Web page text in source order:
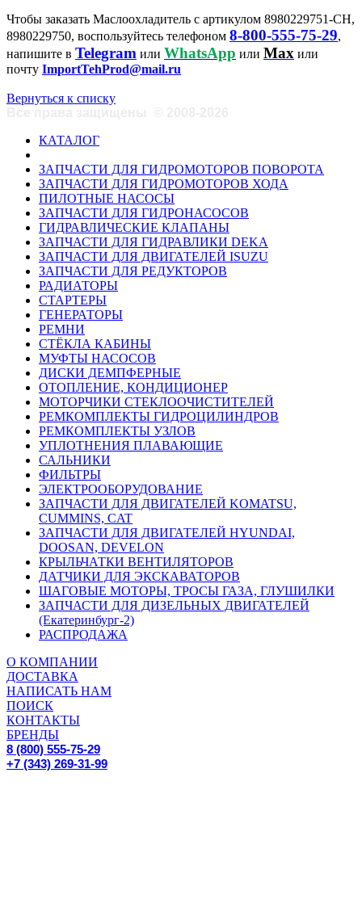
Чтобы заказать Маслоохладитель с артикулом 8980229751-CH,
8980229750, воспользуйтесь телефоном 8-800-555-75-29,
напишите в Telegram или WhatsApp или Max или
почту ImportTehProd@mail.ru
Вернуться к списку
КАТАЛОГ
ЗАПЧАСТИ ДЛЯ ГИДРОМОТОРОВ ПОВОРОТА
ЗАПЧАСТИ ДЛЯ ГИДРОМОТОРОВ ХОДА
ПИЛОТНЫЕ НАСОСЫ
ЗАПЧАСТИ ДЛЯ ГИДРОНАСОСОВ
ГИДРАВЛИЧЕСКИЕ КЛАПАНЫ
ЗАПЧАСТИ ДЛЯ ГИДРАВЛИКИ DEKA
ЗАПЧАСТИ ДЛЯ ДВИГАТЕЛЕЙ ISUZU
ЗАПЧАСТИ ДЛЯ РЕДУКТОРОВ
РАДИАТОРЫ
СТАРТЕРЫ
ГЕНЕРАТОРЫ
РЕМНИ
СТЁКЛА КАБИНЫ
МУФТЫ НАСОСОВ
ДИСКИ ДЕМПФЕРНЫЕ
ОТОПЛЕНИЕ, КОНДИЦИОНЕР
МОТОРЧИКИ СТЕКЛООЧИСТИТЕЛЕЙ
РЕМКОМПЛЕКТЫ ГИДРОЦИЛИНДРОВ
РЕМКОМПЛЕКТЫ УЗЛОВ
УПЛОТНЕНИЯ ПЛАВАЮЩИЕ
САЛЬНИКИ
ФИЛЬТРЫ
ЭЛЕКТРООБОРУДОВАНИЕ
ЗАПЧАСТИ ДЛЯ ДВИГАТЕЛЕЙ KOMATSU,
CUMMINS, CAT
ЗАПЧАСТИ ДЛЯ ДВИГАТЕЛЕЙ HYUNDAI,
DOOSAN, DEVELON
КРЫЛЬЧАТКИ ВЕНТИЛЯТОРОВ
ДАТЧИКИ ДЛЯ ЭКСКАВАТОРОВ
ШАГОВЫЕ МОТОРЫ, ТРОСЫ ГАЗА, ГЛУШИЛКИ
ЗАПЧАСТИ ДЛЯ ДИЗЕЛЬНЫХ ДВИГАТЕЛЕЙ
(Екатеринбург-2)
РАСПРОДАЖА
О КОМПАНИИ
ДОСТАВКА
НАПИСАТЬ НАМ
ПОИСК
КОНТАКТЫ
БРЕНДЫ
8 (800) 555-75-29
+7 (343) 269-31-99